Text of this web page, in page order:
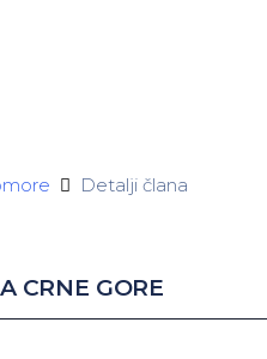
Detalji člana
CRNE GORE